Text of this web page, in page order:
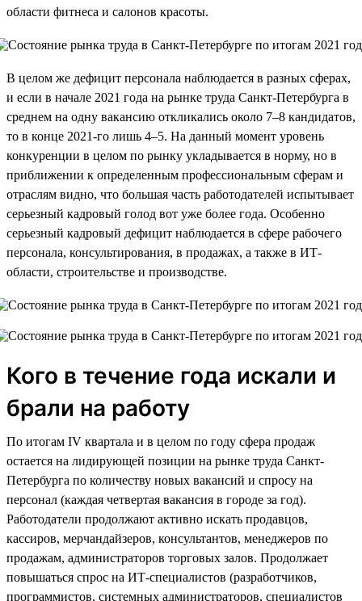
области фитнеса и салонов красоты.
В целом же дефицит персонала наблюдается в разных сферах,
и если в начале 2021 года на рынке труда Санкт-Петербурга в
среднем на одну вакансию откликались около 7–8 кандидатов,
то в конце 2021-го лишь 4–5. На данный момент уровень
конкуренции в целом по рынку укладывается в норму, но в
приближении к определенным профессиональным сферам и
отраслям видно, что большая часть работодателей испытывает
серьезный кадровый голод вот уже более года. Особенно
серьезный кадровый дефицит наблюдается в сфере рабочего
персонала, консультирования, в продажах, а также в ИТ-
области, строительстве и производстве.
Кого в течение года искали и
брали на работу
По итогам IV квартала и в целом по году сфера продаж
остается на лидирующей позиции на рынке труда Санкт-
Петербурга по количеству новых вакансий и спросу на
персонал (каждая четвертая вакансия в городе за год).
Работодатели продолжают активно искать продавцов,
кассиров, мерчандайзеров, консультантов, менеджеров по
продажам, администраторов торговых залов. Продолжает
повышаться спрос на ИТ-специалистов (разработчиков,
программистов, системных администраторов, специалистов